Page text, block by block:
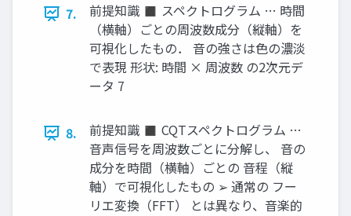
7.
前提知識 ◼ スペクトログラム … 時間
（横軸）ごとの周波数成分（縦軸）を
可視化したもの． 音の強さは色の濃淡
で表現 形状: 時間 × 周波数 の2次元デ
ータ 7
8.
前提知識 ◼ CQTスペクトログラム …
音声信号を周波数ごとに分解し、 音の
成分を時間（横軸）ごとの 音程（縦
軸）で可視化したもの ➢ 通常の フー
リエ変換（FFT） とは異なり、音楽的